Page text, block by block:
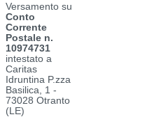
Versamento su
Conto
Corrente
Postale n.
10974731
intestato a
Caritas
Idruntina P.zza
Basilica, 1 -
73028 Otranto
(LE)